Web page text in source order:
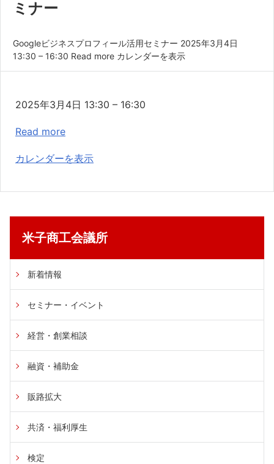
検定試験
貸会議室・テナント募集
証明書・申請
職員採用
情報
ミナー
Googleビジネスプロフィール活用セミナー 2025年3月4日
13:30 – 16:30 Read more カレンダーを表示
Google
ジ
ネ
プ
ィ
ー
ル
活
用
ナ
ー
2025年3月4日 13:30 – 16:30
Read more
カレンダーを表示
米子商工会議所
新着情報
セミナー・イベント
経営・創業相談
融資・補助金
販路拡大
共済・福利厚生
検定